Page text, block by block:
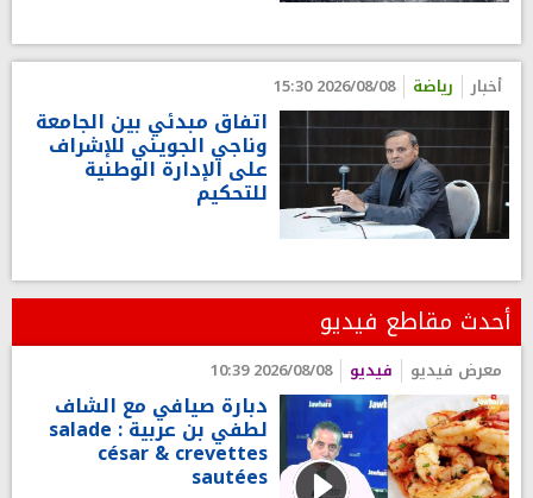
أخبار رياضة 2026/08/08 15:30
اتفاق مبدئي بين الجامعة
وناجي الجويني للإشراف
على الإدارة الوطنية
للتحكيم
أحدث مقاطع فيديو
معرض فيديو فيديو 2026/08/08 10:39
دبارة صيافي مع الشاف
لطفي بن عربية : salade
césar & crevettes
sautées